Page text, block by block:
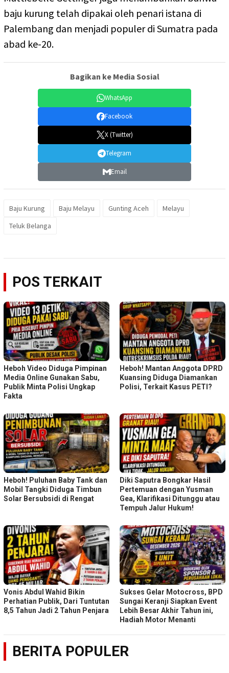
baju kurung telah dipakai oleh penari istana di
Palembang dan menjadi populer di Sumatra pada
abad ke-20.
Bagikan ke Media Sosial
WhatsApp
Facebook
X (Twitter)
Telegram
Email
Baju Kurung Baju Melayu Gunting Aceh
Melayu
Teluk Belanga
POS TERKAIT
Heboh Video Diduga Pimpinan
Media Online Gunakan Sabu,
Publik Minta Polisi Ungkap
Fakta
Heboh! Mantan Anggota DPRD
Kuansing Diduga Diamankan
Polisi, Terkait Kasus PETI?
Heboh! Puluhan Baby Tank dan
Mobil Tangki Diduga Timbun
Solar Bersubsidi di Rengat
Diki Saputra Bongkar Hasil
Pertemuan dengan Yusman
Gea, Klarifikasi Ditunggu atau
Tempuh Jalur Hukum!
Vonis Abdul Wahid Bikin
Perhatian Publik, Dari Tuntutan
8,5 Tahun Jadi 2 Tahun Penjara
Sukses Gelar Motocross, BPD
Sungai Keranji Siapkan Event
Lebih Besar Akhir Tahun ini,
Hadiah Motor Menanti
BERITA POPULER